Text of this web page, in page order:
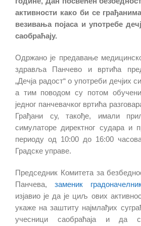
активности како би се
везивања појаса и употребе
саобраћају.
Одржано је предавање
здравља Панчево и вртића
„Дечја радост“ о употреби дечјих
а тим поводом су потом
једног панчевачког вртића
Грађани су, такође, имали
симулаторе директног судара и
периоду од 10:00 до 16:00
Градске управе.
Председник Комитета за
Панчева, заменик
изјавио је да је циљ ових
укаже на заштиту најмлађих
учесници саобраћаја и да